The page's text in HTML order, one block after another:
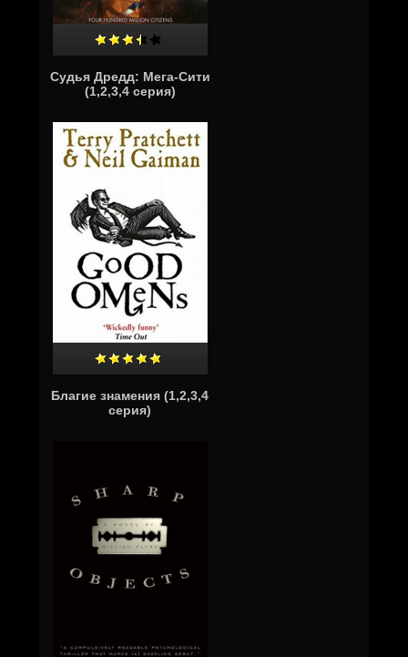
Судья Дредд: Мега-Сити
(1,2,3,4 серия)
Благие знамения (1,2,3,4
серия)